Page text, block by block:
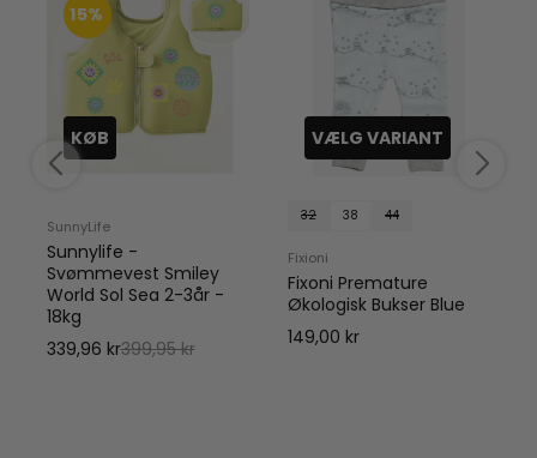
15%
KØB
SunnyLife
Sunnylife -
Svømmevest Smiley
World Sol Sea 2-3år -
18kg
339,96 kr399,95 kr
VÆLG VARIANT
32 38 44
Fixioni
Fixoni Premature
Økologisk Bukser Blue
149,00 kr